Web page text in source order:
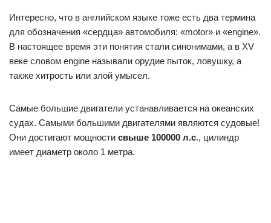
Интересно, что в английском языке тоже есть два термина
для обозначения «сердца» автомобиля: «motor» и «engine».
В настоящее время эти понятия стали синонимами, а в XV
веке словом engine называли орудие пыток, ловушку, а
также хитрость или злой умысел.
Самые большие двигатели устанавливается на океанских
судах. Самыми большими двигателями являются судовые!
Они достигают мощности свыше 100000 л.с., цилиндр
имеет диаметр около 1 метра.